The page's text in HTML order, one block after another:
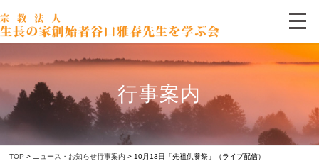
行事案内
TOP > ニュース・お知らせ行事案内 > 10月13日「先祖供養祭」（ライブ配信）